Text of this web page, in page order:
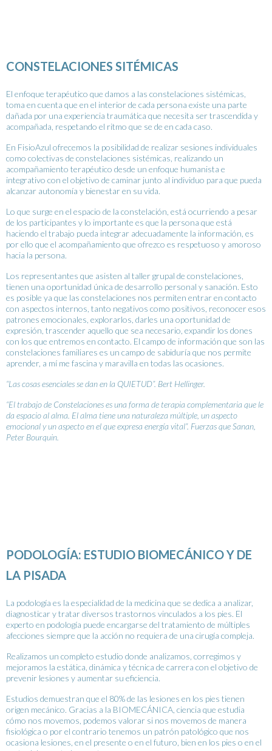
CONSTELACIONES SITÉMICAS
El enfoque terapéutico que damos a las constelaciones sistémicas,
toma en cuenta que en el interior de cada persona existe una parte
dañada por una experiencia traumática que necesita ser trascendida y
acompañada, respetando el ritmo que se de en cada caso.
En FisioAzul ofrecemos la posibilidad de realizar sesiones individuales
como colectivas de constelaciones sistémicas, realizando un
acompañamiento terapéutico desde un enfoque humanista e
integrativo con el objetivo de caminar junto al individuo para que pueda
alcanzar autonomía y bienestar en su vida.
Lo que surge en el espacio de la constelación, está ocurriendo a pesar
de los participantes y lo importante es que la persona que está
haciendo el trabajo pueda integrar adecuadamente la información, es
por ello que el acompañamiento que ofrezco es respetuoso y amoroso
hacia la persona.
Los representantes que asisten al taller grupal de constelaciones,
tienen una oportunidad única de desarrollo personal y sanación. Esto
es posible ya que las constelaciones nos permiten entrar en contacto
con aspectos internos, tanto negativos como positivos, reconocer esos
patrones emocionales, explorarlos, darles una oportunidad de
expresión, trascender aquello que sea necesario, expandir los dones
con los que entremos en contacto. El campo de información que son las
constelaciones familiares es un campo de sabiduría que nos permite
aprender, a mí me fascina y maravilla en todas las ocasiones.
“Las cosas esenciales se dan en la QUIETUD”. Bert Hellinger.
“El trabajo de Constelaciones es una forma de terapia complementaria que le
da espacio al alma. El alma tiene una naturaleza múltiple, un aspecto
emocional y un aspecto en el que expresa energía vital”. Fuerzas que Sanan,
Peter Bourquin.
PODOLOGÍA: ESTUDIO BIOMECÁNICO Y DE
LA PISADA
La podología es la especialidad de la medicina que se dedica a analizar,
diagnosticar y tratar diversos trastornos vinculados a los pies. El
experto en podología puede encargarse del tratamiento de múltiples
afecciones siempre que la acción no requiera de una cirugía compleja.
Realizamos un completo estudio donde analizamos, corregimos y
mejoramos la estática, dinámica y técnica de carrera con el objetivo de
prevenir lesiones y aumentar su eficiencia.
Estudios demuestran que el 80% de las lesiones en los pies tienen
origen mecánico. Gracias a la BIOMECÁNICA, ciencia que estudia
cómo nos movemos, podemos valorar si nos movemos de manera
fisiológica o por el contrario tenemos un patrón patológico que nos
ocasiona lesiones, en el presente o en el futuro, bien en los pies o en el